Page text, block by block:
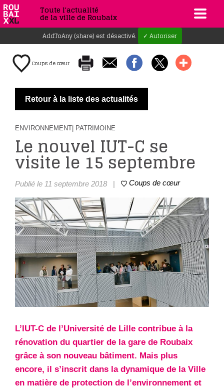
Toute l'actualité
de la ville de Roubaix
AddToAny (share) est désactivé. ✓ Autoriser
Coups de cœur
Retour à la liste des actualités
ENVIRONNEMENT | PATRIMOINE
Le nouvel IUT-C se
visite le 15 septembre
Publié le 11 septembre 2018 | Coups de cœur
L’IUT-C de l’Université de Lille contribue à la
rénovation du quartier de la gare de Roubaix
grâce à son nouveau bâtiment. Mais plus
encore, il s’inscrit dans la dynamique de la Ville
en matière de protection de l’environnement et